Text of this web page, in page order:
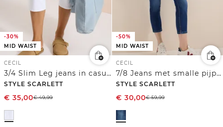
-30%
MID WAIST
CECIL
3/4 Slim Leg jeans in casual fit
STYLE SCARLETT
€ 35,00€49,99
-50%
MID WAIST
CECIL
7/8 Jeans met smalle pijpen
STYLE SCARLETT
€ 30,00€59,99